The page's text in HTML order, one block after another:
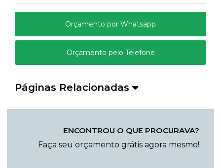
Orçamento por Whatsapp
Orçamento pelo Telefone
Páginas Relacionadas
ENCONTROU O QUE PROCURAVA?
Faça seu orçamento grátis agora mesmo!